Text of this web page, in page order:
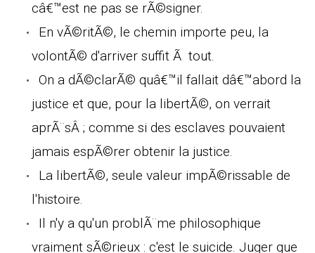
câ€™est ne pas se rÃ©signer.
En vÃ©ritÃ©, le chemin importe peu, la
volontÃ© d'arriver suffit Ã tout.
On a dÃ©clarÃ© quâ€™il fallait dâ€™abord la
justice et que, pour la libertÃ©, on verrait
aprÃ¨sÂ ; comme si des esclaves pouvaient
jamais espÃ©rer obtenir la justice.
La libertÃ©, seule valeur impÃ©rissable de
l'histoire.
Il n'y a qu'un problÃ¨me philosophique
vraiment sÃ©rieux : c'est le suicide. Juger que